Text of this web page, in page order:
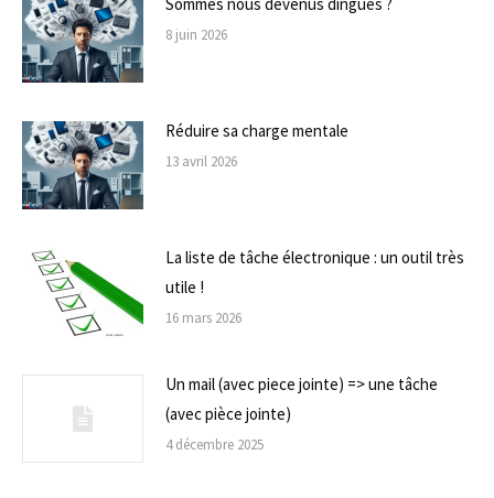
8 juin 2026
Réduire sa charge mentale
13 avril 2026
La liste de tâche électronique : un outil très
utile !
16 mars 2026
Un mail (avec piece jointe) => une tâche
(avec pièce jointe)
4 décembre 2025